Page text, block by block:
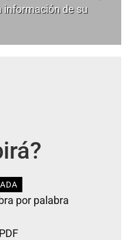
información de su
por palabra